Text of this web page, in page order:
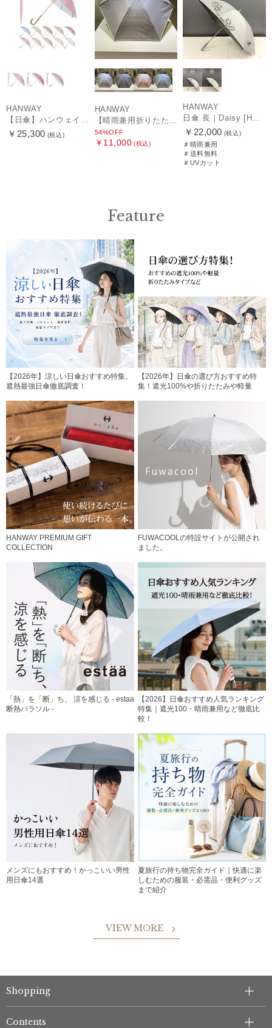
HANWAY
￥25,300 (税込)
HANWAY
54%OFF
￥11,000 (税込)
HANWAY
￥22,000 (税込)
＃晴雨兼用
＃送料無料
＃UVカット
Feature
【2026年】涼しい日傘おすすめ特集。
遮熱最強日傘徹底調査！
【2026年】日傘の選び方おすすめ特
集！遮光100%や折りたたみや軽量
HANWAY PREMIUM GIFT
COLLECTION
FUWACOOLの特設サイトが公開され
ました。
「熱」を「断」ち、 涼を感じる - estaa
断熱パラソル -
【2026】日傘おすすめ人気ランキング
特集｜遮光100・晴雨兼用など徹底比
較！
メンズにもおすすめ！かっこいい男性
用日傘14選
夏旅行の持ち物完全ガイド｜快適に楽
しむための服装・必需品・便利グッズ
まで紹介
VIEW MORE
Shopping
Contents